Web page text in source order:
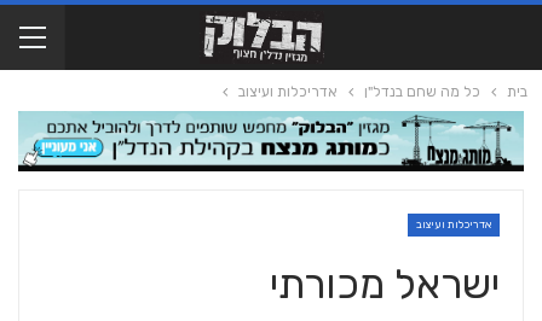
בית כל מה שחם בנדל"ן אדריכלות ועיצוב
אדריכלות ועיצוב
ישראל מכורתי